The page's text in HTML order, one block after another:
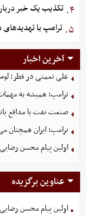
۴. تکذیب یک خبر
۵. ترامپ با
آخرین اخبار
علی نعمتی در قطر؛
ترامپ: همیشه به
صنعت نفت با مدافع
ترامپ: ایران همچنان
اولین پیام محسن
عناوین برگزیده
اولین پیام محسن